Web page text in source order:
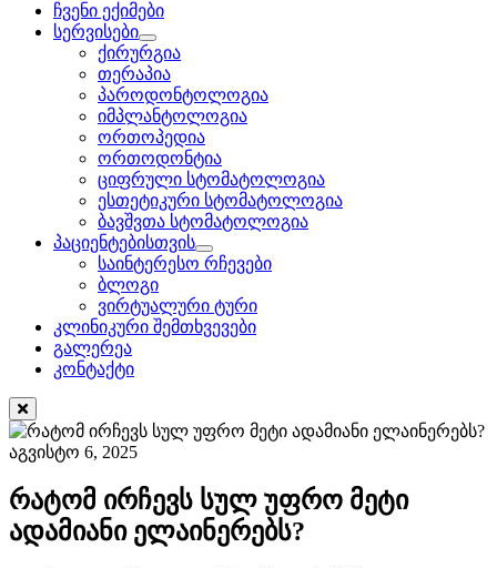
ჩვენი ექიმები
სერვისები
ქირურგია
თერაპია
პაროდონტოლოგია
იმპლანტოლოგია
ორთოპედია
ორთოდონტია
ციფრული სტომატოლოგია
ესთეტიკური სტომატოლოგია
ბავშვთა სტომატოლოგია
პაციენტებისთვის
საინტერესო რჩევები
ბლოგი
ვირტუალური ტური
კლინიკური შემთხვევები
გალერეა
კონტაქტი
აგვისტო 6, 2025
რატომ ირჩევს სულ უფრო მეტი
ადამიანი ელაინერებს?